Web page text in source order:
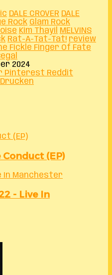
DALE CROVER DALE
Rock Glam Rock
Kim Thayil
MELVINS
Rat-A-Tat-Tat! review
Fickle Finger Of Fate
2024
Pinterest Reddit
Drucken
(EP)
Conduct (EP)
In Manchester
- Live In